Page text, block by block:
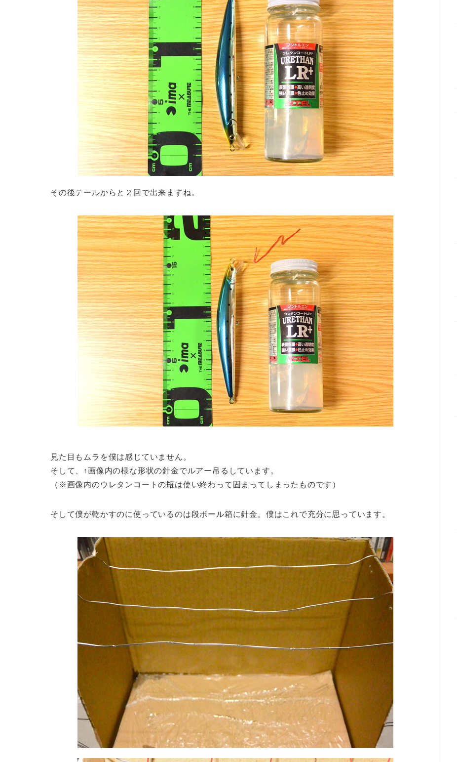
その後テールからと２回で出来ますね。
見た目もムラを僕は感じていません。
そして、↑画像内の様な形状の針金でルアー吊るしています。
（※画像内のウレタンコートの瓶は使い終わって固まってしまったものです）
そして僕が乾かすのに使っているのは段ボール箱に針金。僕はこれで充分に思っています。